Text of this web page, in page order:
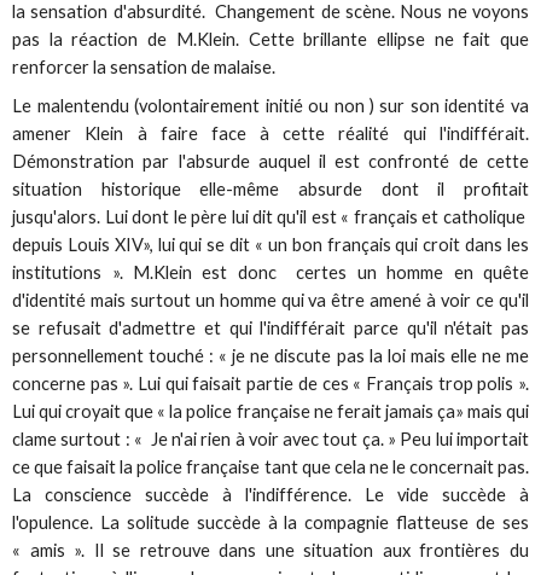
la sensation d'absurdité. Changement de scène. Nous ne voyons
pas la réaction de M.Klein. Cette brillante ellipse ne fait que
renforcer la sensation de malaise.
Le malentendu (volontairement initié ou non ) sur son identité va
amener Klein à faire face à cette réalité qui l'indifférait.
Démonstration par l'absurde auquel il est confronté de cette
situation historique elle-même absurde dont il profitait
jusqu'alors. Lui dont le père lui dit qu'il est « français et catholique
depuis Louis XIV», lui qui se dit « un bon français qui croit dans les
institutions ». M.Klein est donc certes un homme en quête
d'identité mais surtout un homme qui va être amené à voir ce qu'il
se refusait d'admettre et qui l'indifférait parce qu'il n'était pas
personnellement touché : « je ne discute pas la loi mais elle ne me
concerne pas ». Lui qui faisait partie de ces « Français trop polis ».
Lui qui croyait que « la police française ne ferait jamais ça» mais qui
clame surtout : « Je n'ai rien à voir avec tout ça. » Peu lui importait
ce que faisait la police française tant que cela ne le concernait pas.
La conscience succède à l'indifférence. Le vide succède à
l'opulence. La solitude succède à la compagnie flatteuse de ses
« amis ». Il se retrouve dans une situation aux frontières du